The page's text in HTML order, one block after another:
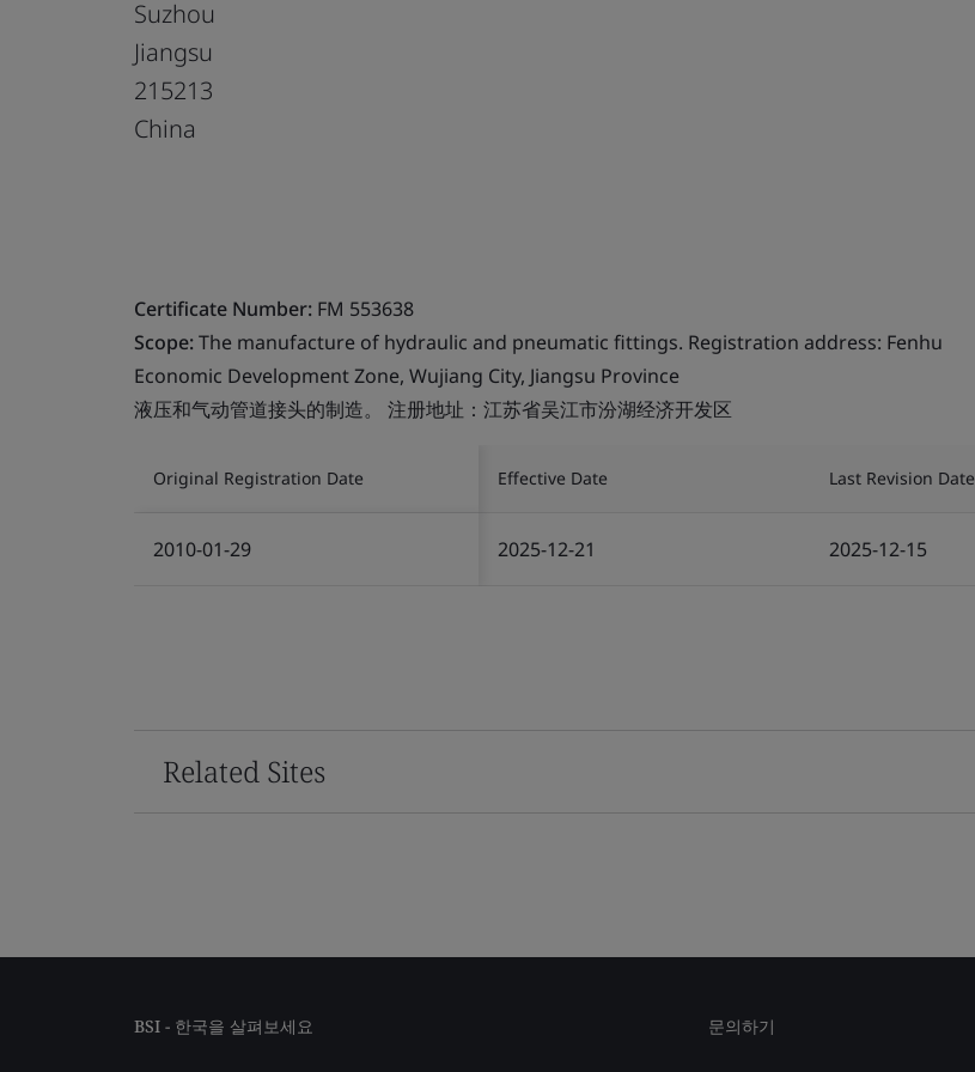
Suzhou
Jiangsu
215213
China
Certificate Number: FM 553638
Scope:The manufacture of hydraulic and pneumatic fittings. Registration address: Fenhu
Economic Development Zone, Wujiang City, Jiangsu Province
液压和气动管道接头的制造。 注册地址：江苏省吴江市汾湖经济开发区
Original Registration Date Effective Date Last Revision Date
2010-01-29 2025-12-21 2025-12-15
Related Sites
BSI - 한국을 살펴보세요 문의하기